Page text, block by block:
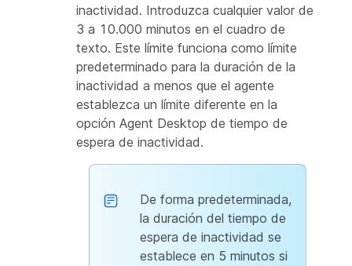
inactividad. Introduzca cualquier valor de
3 a 10.000 minutos en el cuadro de
texto. Este límite funciona como límite
predeterminado para la duración de la
inactividad a menos que el agente
establezca un límite diferente en la
opción Agent Desktop de tiempo de
espera de inactividad.
De forma predeterminada,
la duración del tiempo de
espera de inactividad se
establece en 5 minutos si